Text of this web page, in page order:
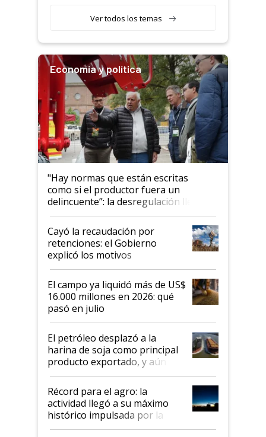
llamar la atención"
Ver todos los temas
Economía y política
"Hay normas que están escritas
como si el productor fuera un
delincuente”: la desregulación llegó
al Congreso Aapresid y hasta se
habló del financiamiento al IPCVA
Cayó la recaudación por
retenciones: el Gobierno
explicó los motivos
El campo ya liquidó más de US$
16.000 millones en 2026: qué
pasó en julio
El petróleo desplazó a la
harina de soja como principal
producto exportado, y aún así
el agro aportó casi seis de cada
diez dólares y sostuvo el
liderazgo en un semestre
récord
Récord para el agro: la
actividad llegó a su máximo
histórico impulsada por la
cosecha y las exportaciones